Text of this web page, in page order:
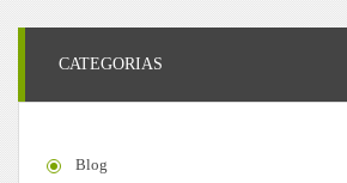
CATEGORIAS
Blog